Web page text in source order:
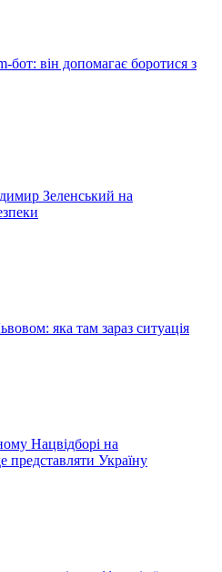
бот: він допомагає боротися з
Зеленський на
яка там зараз ситуація
Нацвідборі на
представляти Україну